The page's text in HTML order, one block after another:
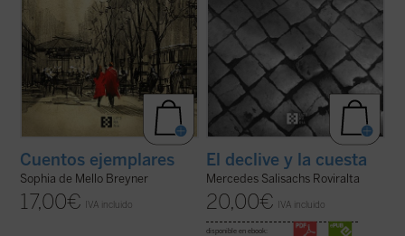
Cuentos ejemplares
Sophia de Mello Breyner
17,00€ IVA incluido
El declive y la cuesta
Mercedes Salisachs Roviralta
20,00€ IVA incluido
disponible en ebook: